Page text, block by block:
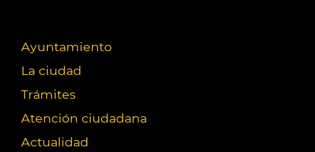
Ayuntamiento
La ciudad
Trámites
Atención ciudadana
Actualidad